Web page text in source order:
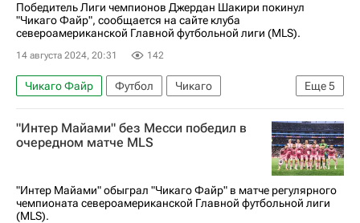
Победитель Лиги чемпионов Джердан Шакири покинул
"Чикаго Файр", сообщается на сайте клуба
североамериканской Главной футбольной лиги (MLS).
14 августа 2024, 20:31 142
Еще5
Чикаго Файр Футбол
Чикаго
Швейцария
Джердан Шакири
Ливерпуль
Бавария
Спорт
"Интер Майами" без Месси победил в
очередном матче MLS
"Интер Майами" обыграл "Чикаго Файр" в матче регулярного
чемпионата североамериканской Главной футбольной лиги
(MLS).